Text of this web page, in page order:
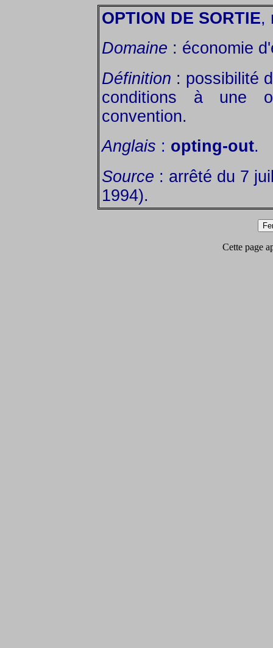
OPTION DE SORTIE,
Domaine : économie
Définition : possibilité
conditions à une
convention.
Anglais : opting-out.
Source : arrêté du 7
1994).
Cette page